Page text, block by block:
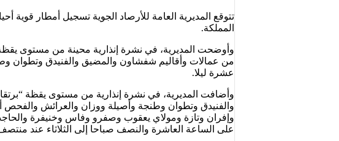
تتوقع المديرية العامة للأرصاد الجوية تسجيل أمطار قوية
المملكة.
من عمالات وأقاليم شفشاون والمضيق والفنيدق وتطوان
عشرة ليلا.
وإفران وتازة ومولاي يعقوب وصفرو وفاس وخنيفرة
على الساعة العاشرة والنصف صباحا إلى الثلاثاء عند منتصف